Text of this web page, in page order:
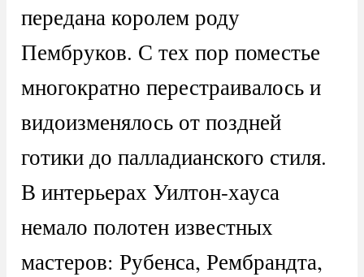
передана королем роду
Пембруков. С тех пор поместье
многократно перестраивалось и
видоизменялось от поздней
готики до палладианского стиля.
В интерьерах Уилтон-хауса
немало полотен известных
мастеров: Рубенса, Рембрандта,